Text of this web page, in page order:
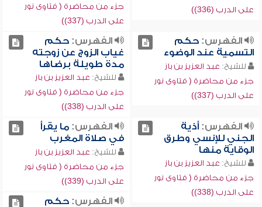
على الدرب (336))
جزء من محاضرة ( فتاوى نور
على الدرب (337))
الفهرس:حكم
التسمية عند الوضوء
للشيخ: عبد العزيز بن باز
جزء من محاضرة ( فتاوى نور
على الدرب (337))
الفهرس:حكم
غياب الزوج عن زوجته
مدة طويلة برضاها
للشيخ: عبد العزيز بن باز
جزء من محاضرة ( فتاوى نور
على الدرب (338))
الفهرس:أذية
الجني للإنسي وطرق
الوقاية منها
للشيخ: عبد العزيز بن باز
جزء من محاضرة ( فتاوى نور
على الدرب (338))
الفهرس:ما يقرأ
في صلاة المغرب
للشيخ: عبد العزيز بن باز
جزء من محاضرة ( فتاوى نور
على الدرب (339))
الفهرس:حكم